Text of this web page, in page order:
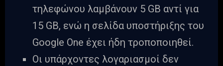
τηλεφώνου λαμβάνουν 5 GB αντί για
15 GB, ενώ η σελίδα υποστήριξης του
Google One έχει ήδη τροποποιηθεί.
Οι υπάρχοντες λογαριασμοί δεν